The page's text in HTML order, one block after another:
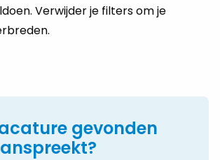
Verwijder je filters om je
gevonden